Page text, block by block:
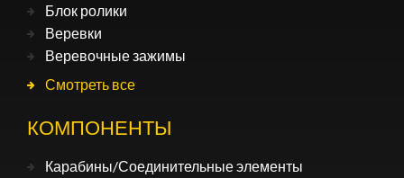
Блок ролики
Веревки
Веревочные зажимы
Смотреть все
КОМПОНЕНТЫ
Карабины/Соединительные элементы